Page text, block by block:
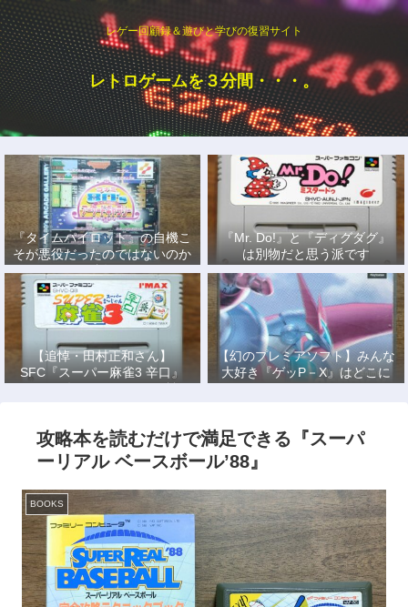
レゲー回顧録＆遊びと学びの復習サイト
レトロゲームを３分間・・・。
『タイムパイロット』の自機こ
そが悪役だったのではないのか
説
『Mr. Do!』と『ディグダグ』
は別物だと思う派です
【追悼・田村正和さん】
SFC『スーパー麻雀3 辛口』
で、あの名優になりきって戦っ
【幻のプレミアソフト】みんな
大好き『ゲッP－X』はどこに
もない！
攻略本を読むだけで満足できる『スーパ
ーリアル ベースボール’88』
BOOKS